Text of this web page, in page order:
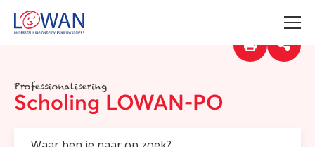
Professionalisering
Scholing LOWAN-PO